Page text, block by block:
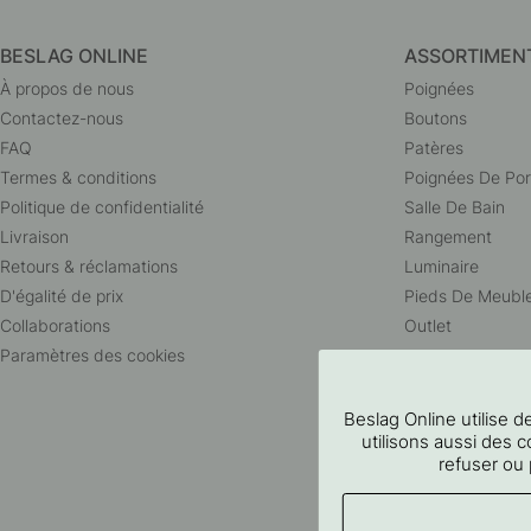
BESLAG ONLINE
À propos de nous
Contactez-nous
FAQ
Termes & conditions
Politique de confidentialité
Livraison
Retours & réclamations
D'égalité de prix
Collaborations
Paramètres des cookies
Poignées
Boutons
Patères
Poignées De
Salle De Bain
Rangement
Luminaire
Pieds De
Outlet
Beslag Online utilise
utilisons aussi des
refuser ou